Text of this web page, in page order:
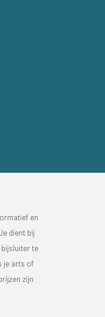
en
dient bij
bijsluiter te
je arts of
zijn